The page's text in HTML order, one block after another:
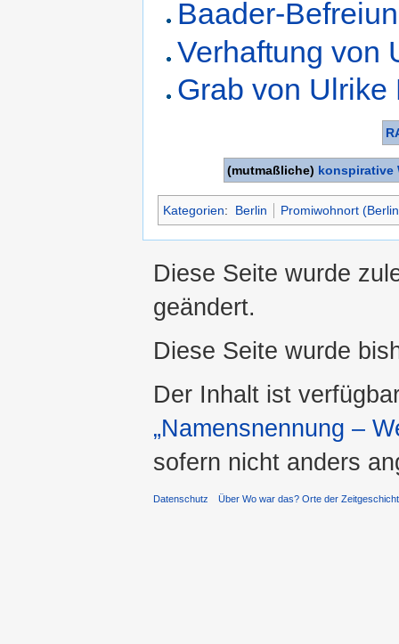
Baader-
Verhaftung von
Grab von Ulrike
(mutmaßliche) konspirative
Kategorien: Berlin Promiwohnort
Diese Seite wurde
geändert.
Diese Seite wurde
Der Inhalt ist
„Namensnennung –
sofern nicht anders
Datenschutz Über Wo war das? Orte der